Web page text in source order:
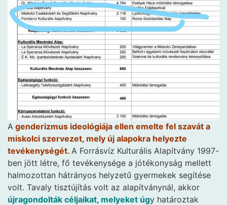
A genderizmus ideológiája ellen emelte fel szavát a
miskolci szervezet, mely új alapokra helyezte
tevékenységét. A Forrásvíz Kulturális Alapítvány 1997-
ben jött létre, fő tevékenysége a jótékonyság mellett
halmozottan hátrányos helyzetű gyermekek segítése
volt. Tavaly tisztújítás volt az alapítványnál, akkor
újragondolták céljaikat, melyeket úgy határoztak